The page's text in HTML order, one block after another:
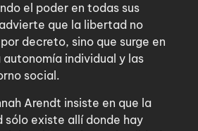
el poder en todas sus
que la libertad no
decreto, sino que surge en
autonomía individual y las
social.
Arendt insiste en que la
existe allí donde hay